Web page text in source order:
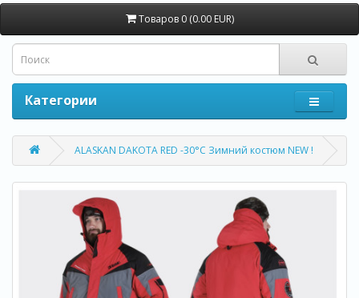
Товаров 0 (0.00 EUR)
Категории
ALASKAN DAKOTA RED -30°C Зимний костюм NEW !